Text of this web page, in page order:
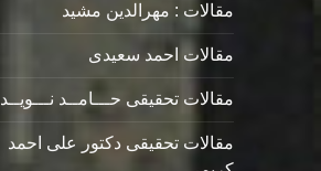
مقالات : مهرالدین مشید
مقالات احمد سعیدی
مقالات تحقیقی حـــامــد نـــویــد
مقالات تحقیقی دکتور علی احمد